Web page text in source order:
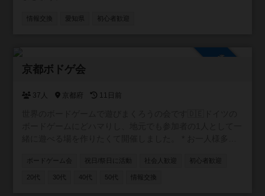
情報交換 愛知県 初心者歓迎
京都ボドゲ会
37人 京都府 11日前
入退室時間は自由 もちろん、市外・府外の方も大歓迎で
す。 月1回程度、公共施設でオープン会を開催していま
ボードゲーム会 祝日/祭日に活動 社会人歓迎 初心者歓迎
20代 30代 40代 50代 情報交換